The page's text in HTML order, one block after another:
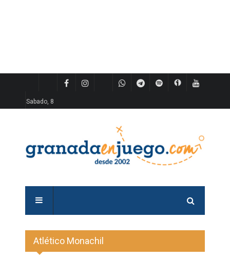
Sabado, 8
Atlético Monachil